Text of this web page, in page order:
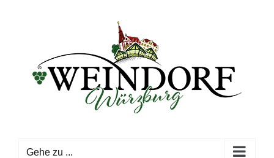
Gehe zu ...